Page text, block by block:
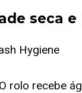
seca e
rolo recebe